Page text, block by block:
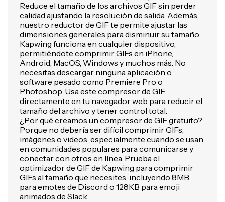
Reduce el tamaño de los archivos GIF sin perder
calidad ajustando la resolución de salida. Además,
nuestro reductor de GIF te permite ajustar las
dimensiones generales para disminuir su tamaño.
Kapwing funciona en cualquier dispositivo,
permitiéndote comprimir GIFs en iPhone,
Android, MacOS, Windows y muchos más. No
necesitas descargar ninguna aplicación o
software pesado como Premiere Pro o
Photoshop. Usa este compresor de GIF
directamente en tu navegador web para reducir el
tamaño del archivo y tener control total.
¿Por qué creamos un compresor de GIF gratuito?
Porque no debería ser difícil comprimir GIFs,
imágenes o videos, especialmente cuando se usan
en comunidades populares para comunicarse y
conectar con otros en línea. Prueba el
optimizador de GIF de Kapwing para comprimir
GIFs al tamaño que necesites, incluyendo 8MB
para emotes de Discord o 128KB para emoji
animados de Slack.